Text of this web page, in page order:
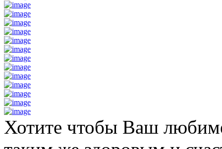
Хотите чтобы Ваш